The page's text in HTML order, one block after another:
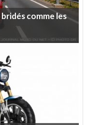
bridéscommeles